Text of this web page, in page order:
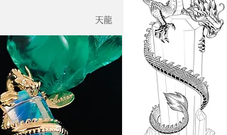
天龍